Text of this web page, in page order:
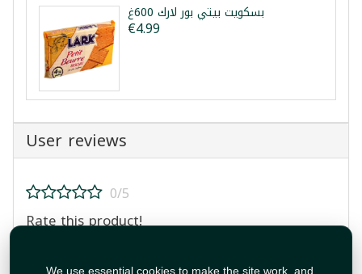
We use essential cookies to make the site work, and
بسكويت بيتي بور لارك 600غ
€4.99
User reviews
0/5
Rate this product!